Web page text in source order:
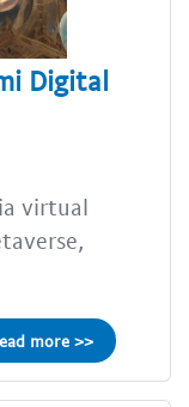
Digital
virtual
more >>